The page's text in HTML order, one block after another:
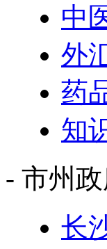
中
外
药
知
- 市州
长